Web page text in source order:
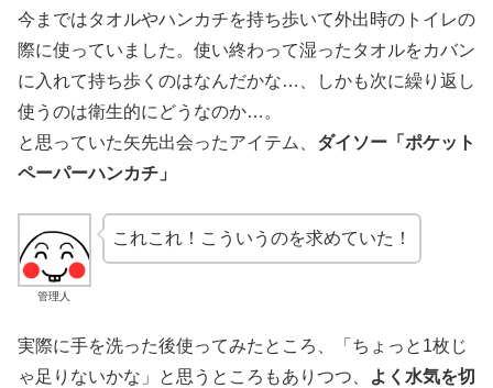
今まではタオルやハンカチを持ち歩いて外出時のトイレの
際に使っていました。使い終わって湿ったタオルをカバン
に入れて持ち歩くのはなんだかな…、しかも次に繰り返し
使うのは衛生的にどうなのか…。
と思っていた矢先出会ったアイテム、 ダイソー「ポケット
ペーパーハンカチ」
管理人
これこれ！こういうのを求めていた！
実際に手を洗った後使ってみたところ、「ちょっと1枚じ
ゃ足りないかな」と思うところもありつつ、
よく水気を切